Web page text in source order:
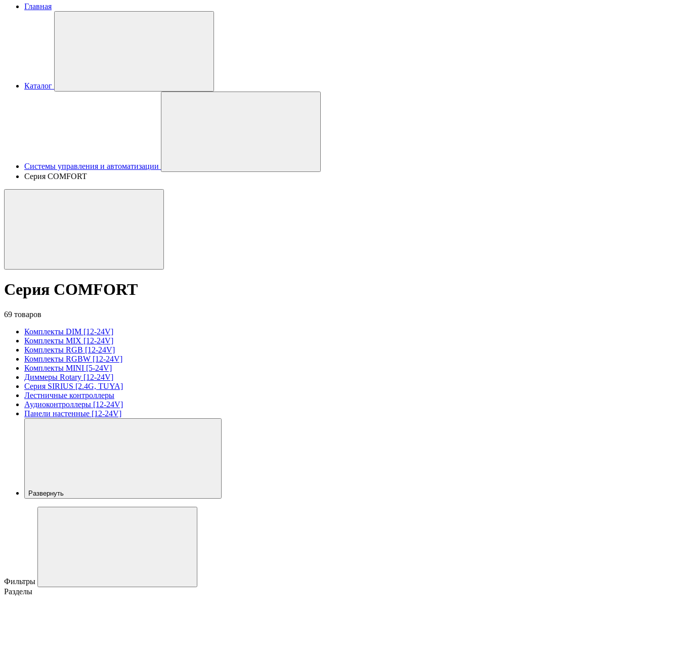
Главная
Каталог
Системы управления и автоматизации
Серия COMFORT
Серия COMFORT
69 товаров
Комплекты DIM [12-24V]
Комплекты MIX [12-24V]
Комплекты RGB [12-24V]
Комплекты RGBW [12-24V]
Комплекты MINI [5-24V]
Диммеры Rotary [12-24V]
Серия SIRIUS [2.4G, TUYA]
Лестничные контроллеры
Аудиоконтроллеры [12-24V]
Панели настенные [12-24V]
Развернуть
Фильтры
Разделы